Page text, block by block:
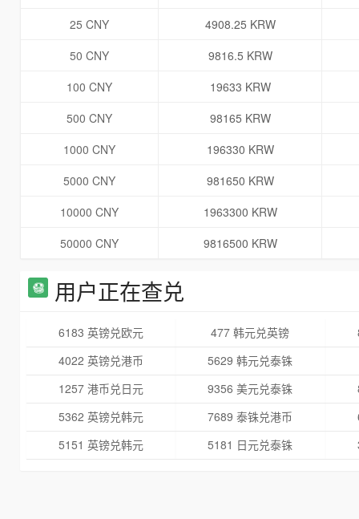
25 CNY
4908.25 KRW
50 CNY
9816.5 KRW
100 CNY
19633 KRW
500 CNY
98165 KRW
1000 CNY
196330 KRW
5000 CNY
981650 KRW
10000 CNY
1963300 KRW
50000 CNY
9816500 KRW
用户正在查兑
6183 英镑兑欧元 477 韩元兑英镑
4022 英镑兑港币
5629 韩元兑泰铢
1257 港币兑日元
9356 美元兑泰铢
5362 英镑兑韩元
7689 泰铢兑港币
5151 英镑兑韩元
5181 日元兑泰铢